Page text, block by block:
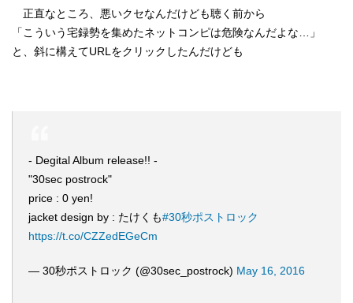
正直なところ、悪いクセなんだけども聴く前から
「こういう宅録勢を集めたネットコンピは危険なんだよな…」
と、斜に構えてURLをクリックしたんだけども
- Degital Album release!! -
"30sec postrock"
price : 0 yen!
jacket design by : たけくも#30秒ポストロック
https://t.co/CZZedEGeCm
— 30秒ポストロック (@30sec_postrock) May 16, 2016